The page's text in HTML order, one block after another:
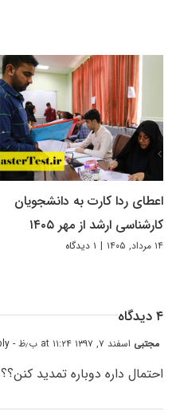
اعطای ردا کارت به دانشجویان
کارشناسی ارشد از مهر ۱۴۰۵
۱۴ مرداد, ۱۴۰۵ | ۱ دیدگاه
۴ دیدگاه
مجتبی اسفند ۷, ۱۳۹۷ at ۱۱:۲۴ ب٫ظ - Reply
احتمال داره دوباره تمدید کنن؟؟